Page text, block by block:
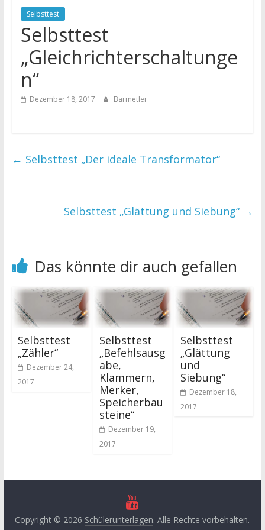
Selbsttest
Selbsttest
„Gleichrichterschaltunge
n“
Dezember 18, 2017 Barmetler
← Selbsttest „Der ideale Transformator“
Selbsttest „Glättung und Siebung“ →
Das könnte dir auch gefallen
Selbsttest
„Zähler“
Dezember 24,
2017
Selbsttest
„Befehlsausg
abe,
Klammern,
Merker,
Speicherbau
steine“
Dezember 19,
2017
Selbsttest
„Glättung
und
Siebung“
Dezember 18,
2017
Copyright © 2026 Schülerunterlagen. Alle Rechte vorbehalten.